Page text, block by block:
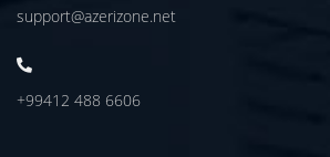
support@azerizone.net
+99412 488 6606